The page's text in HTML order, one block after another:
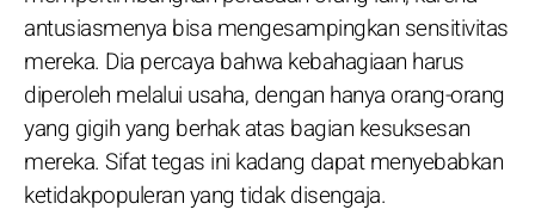
antusiasmenya bisa mengesampingkan sensitivitas
mereka. Dia percaya bahwa kebahagiaan harus
diperoleh melalui usaha, dengan hanya orang-orang
yang gigih yang berhak atas bagian kesuksesan
mereka. Sifat tegas ini kadang dapat menyebabkan
ketidakpopuleran yang tidak disengaja.